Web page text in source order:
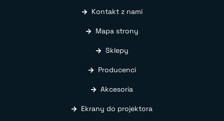
Kontakt z nami
Mapa strony
Sklepy
Producenci
Akcesoria
Ekrany do projektora